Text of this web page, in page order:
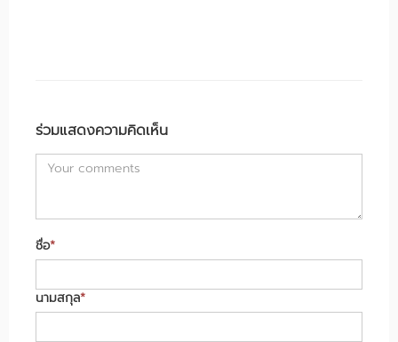
ร่วมแสดงความคิดเห็น
ชื่อ*
นามสกุล*